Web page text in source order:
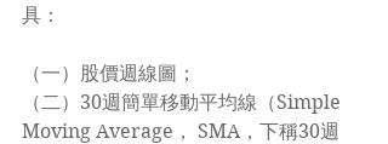
具：
（一）股價週線圖；
（二）30週簡單移動平均線（Simple
Moving Average， SMA，下稱30週